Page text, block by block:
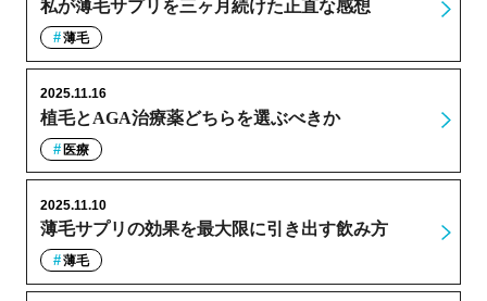
私が薄毛サプリを三ヶ月続けた正直な感想
薄毛
植毛とAGA治療薬どちらを選ぶべきか
2025.11.16
医療
薄毛サプリの効果を最大限に引き出す飲み方
2025.11.10
薄毛